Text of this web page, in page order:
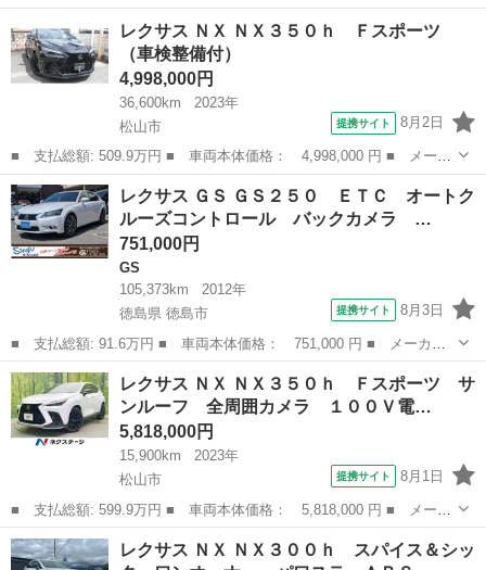
ー名： レクサス ■ 車種名： ＩＳ ■ グレード名： ＩＳ３５
０ Ｆスポーツ 純正ナビ 車高調（ＢＬＩＴＺ ＤＡＭＰＥＲＺＺ
－Ｒ） 赤...
IS
レクサス ＮＸ ＮＸ３５０ｈ Ｆスポーツ
（車検整備付）
4,998,000円
36,600km
2023年
松山市
提携サイト 8月2日
■ 支払総額: 509.9万円 ■ 車両本体価格： 4,998,000 円 ■ メーカ
ー名： レクサス ■ 車種名： ＮＸ ■ グレード名： ＮＸ３５０
ｈ Ｆスポーツ ■ 排気量： 2500cc ■ ドア枚数： 5D ■ ...
愛媛 松山市 レクサス
レクサス ＧＳ ＧＳ２５０ ＥＴＣ オートク
ルーズコントロール バックカメラ …
751,000円
GS
105,373km
2012年
徳島県 徳島市
提携サイト 8月3日
■ 支払総額: 91.6万円 ■ 車両本体価格： 751,000 円 ■ メーカー
名： レクサス ■ 車種名： ＧＳ ■ グレード名： ＧＳ２５０
ＥＴＣ オートクルーズコントロール バックカメラ ナビ アルミ
ホイール オ...
徳島 徳島市 GS
レクサス ＮＸ ＮＸ３５０ｈ Ｆスポーツ サ
ンルーフ 全周囲カメラ １００Ｖ電…
5,818,000円
15,900km
2023年
松山市
提携サイト 8月1日
■ 支払総額: 599.9万円 ■ 車両本体価格： 5,818,000 円 ■ メーカ
ー名： レクサス ■ 車種名： ＮＸ ■ グレード名： ＮＸ３５０
ｈ Ｆスポーツ サンルーフ 全周囲カメラ １００Ｖ電源 衝突被
愛媛 松山市 レクサス
レクサス ＮＸ ＮＸ３００ｈ スパイス＆シッ